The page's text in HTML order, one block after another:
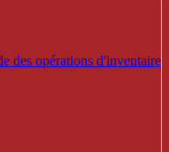
des opérations d'inventaire